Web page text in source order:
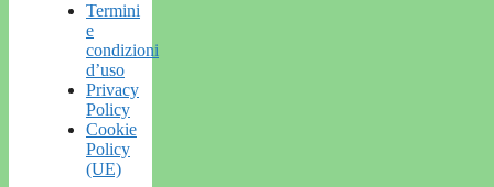
Termini
e
condizioni
d’uso
Privacy
Policy
Cookie
Policy
(UE)